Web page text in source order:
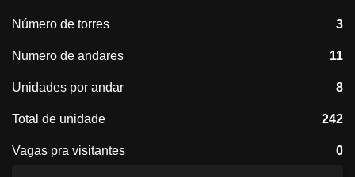
Número de torres 3
Numero de andares 11
Unidades por andar 8
Total de unidade 242
Vagas pra visitantes 0